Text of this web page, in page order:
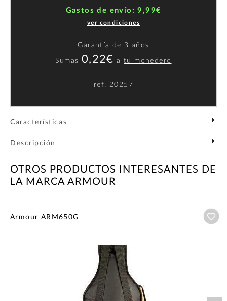
Gastos de envío: 9,99€
ver condiciones
Garantía de 3 años
Sumas 0,22€ atu monedero
ref. 20257
Características
Descripción
OTROS PRODUCTOS INTERESANTES DE
LA MARCA ARMOUR
Armour ARM650G